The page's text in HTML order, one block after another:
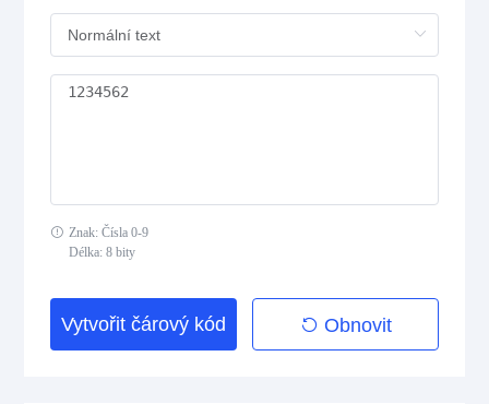
HIBC Aztec Code
HIBC Codablock F
HIBC Data Matrix
HIBC MicroPDF417
Znak: Čísla 0-9
Délka: 8 bity
Vytvořit čárový kód Obnovit